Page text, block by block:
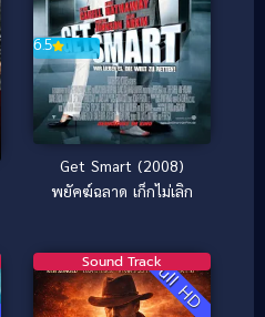
6.5
Get Smart (2008)
พยัคฆ์ฉลาด เก็กไม่เลิก
Full HD
Sound Track